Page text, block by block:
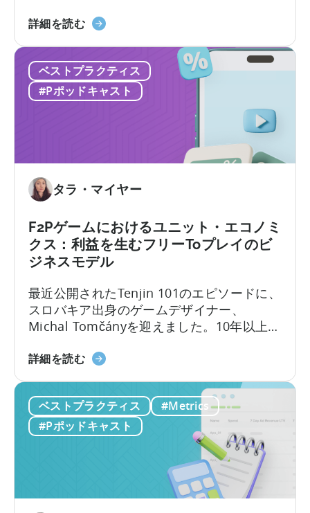
て
ポ
フ
ォ
リ
化
べ
き
理
由」
に
つ
い
て
す。アプリ開発者やモバイルマーケターに
テスト、そして成功したクリエイティブの
拡大という従来のロードマップは、ますま
すコストがかさむようになっています。か
つては予測可能だったターゲティングと入
札の科学は、新たな段階へと進化を遂げて
詳細を読む「ク
イ
タ
ー
ー
は
何
か？
マ
イ
ク
ロ
ン
エ
ン
サ
ベストプラクティス
#Pポッドキャスト
タラ・マイヤー
F2Pゲームにおけるユニット・エコノミ
クス：利益を生むフリーToプレイのビ
ジネスモデル
最近公開されたTenjin 101のエピソードに、
スロバキア出身のゲームデザイナー、
Michal Tomčányを迎えました。10年以上に
携わってきた彼が、モバイルゲーム業界で
の一つ、「ユニット・エコノミクス（単位
経済）」について、わかりやすく解説して
くださいました。
詳細を読む「F2P
ム
の
ユ
ベストプラクティス
#Metrics
#Pポッドキャスト